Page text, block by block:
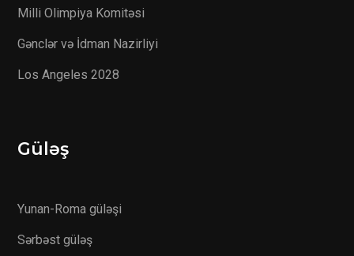
Milli Olimpiya Komitəsi
Gənclər və İdman Nazirliyi
Los Angeles 2028
Güləş
Yunan-Roma güləşi
Sərbəst güləş